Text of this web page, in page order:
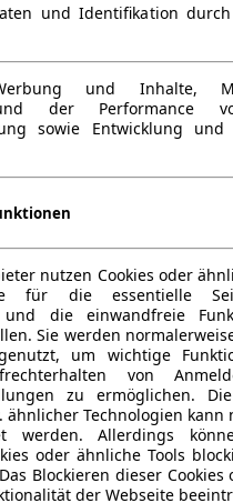
und Identifikation
und Inhalte,
der Performance
sowie Entwicklung und
nutzen Cookies oder
für die essentielle
die einwandfreie
Sie werden
um wichtige
von
zu ermöglichen.
ähnlicher Technologien kann
werden. Allerdings
oder ähnliche Tools
Blockieren dieser
der Webseite